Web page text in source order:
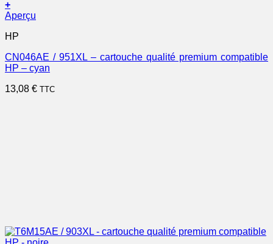
+
Aperçu
HP
CN046AE / 951XL – cartouche qualité premium compatible
HP – cyan
13,08 € TTC